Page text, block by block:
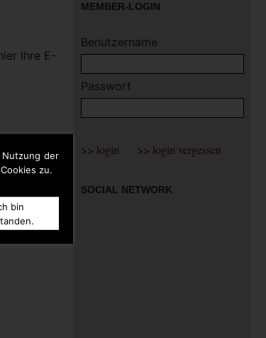
der
zu.
bin
Ihre E-
hier
MEMBER-LOGIN
Benutzername
Passwort
SOCIAL NETWORK